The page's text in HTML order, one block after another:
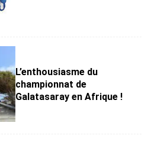
L’enthousiasme du
championnat de
Galatasaray en Afrique !